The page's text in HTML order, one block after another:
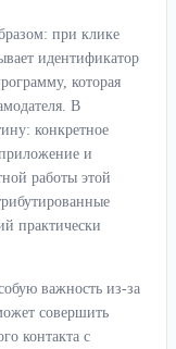
при клике
идентификатор
которая
В
конкретное
и
работы этой
практически
важность из-за
совершить
контакта с